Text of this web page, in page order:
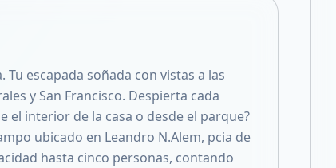
escapada soñada con vistas a las
y San Francisco. Despierta cada
el interior de la casa o desde el parque?
ubicado en Leandro N.Alem, pcia de
hasta cinco personas, contando